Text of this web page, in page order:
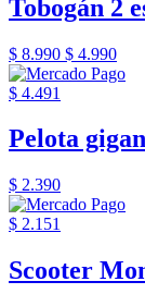
Tobogán 2
$ 8.990 $ 4.990
$ 4.491
Pelota
$ 2.390
$ 2.151
Scooter